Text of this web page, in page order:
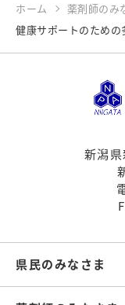
ホーム 薬剤師のみ
健康サポートのための
新潟
県民のみなさま